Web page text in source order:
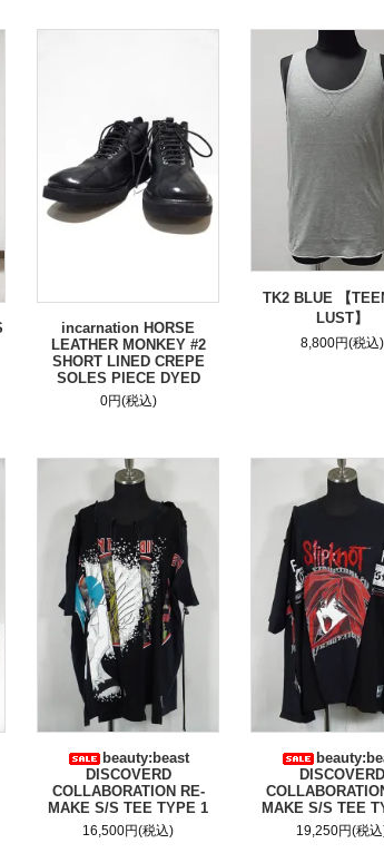
incarnation HORSE
LEATHER MONKEY #2
SHORT LINED CREPE
SOLES PIECE DYED
0円(税込)
TK2 BLUE 【
LUST】
8,800円(税込)
beauty:beast
DISCOVERD
COLLABORATION RE-
MAKE S/S TEE TYPE 1
16,500円(税込)
DISCOVERD
MAKE S/S TEE
19,250円(税